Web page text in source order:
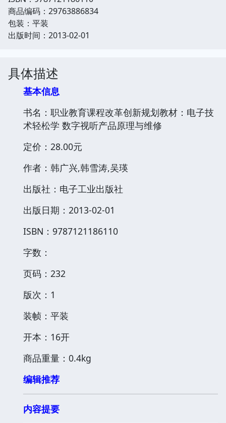
商品编码：29763886834
包装：平装
出版时间：2013-02-01
具体描述
基本信息
书名：职业教育课程改革创新规划教材：电子技
术轻松学 数字视听产品原理与维修
定价：28.00元
作者：韩广兴,韩雪涛,吴瑛
出版社：电子工业出版社
出版日期：2013-02-01
ISBN：9787121186110
字数：
页码：232
版次：1
装帧：平装
开本：16开
商品重量：0.4kg
编辑推荐
内容提要